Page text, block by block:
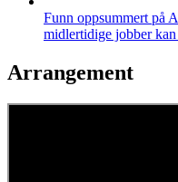
Funn oppsummert på
midlertidige jobber
Arrangement